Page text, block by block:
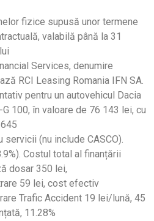
fizice supusă unor termene
valabilă până la 31
Services, denumire
RCI Leasing Romania IFN SA.
pentru un autovehicul Dacia
100, în valoare de 76 143 lei, cu
(nu include CASCO).
Costul total al finanțării
dosar 350 lei,
59 lei, cost efectiv
Trafic Accident 19 lei/lună, 45
11.28%